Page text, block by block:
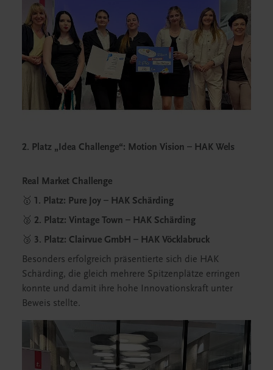
2. Platz „Idea Challenge“: Motion Vision – HAK Wels
Real Market Challenge
🥇 1. Platz: Pure Joy – HAK Schärding
🥈 2. Platz: Vintage Town – HAK Schärding
🥉 3. Platz: Clairvue GmbH – HAK Vöcklabruck
Besonders erfolgreich präsentierte sich die HAK
Schärding, die gleich mehrere Spitzenplätze erringen
konnte und damit ihre hohe Innovationskraft unter
Beweis stellte.